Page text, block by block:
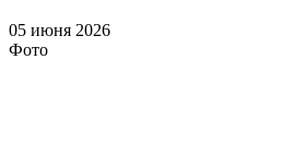
05 июня 2026
Фото